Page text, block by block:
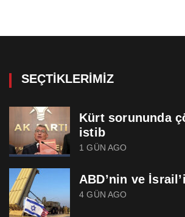
SEÇTIKLERIMIZ
Kürt sorununda
istib
1 GÜN AGO
ABD’nin ve
4 GÜN AGO